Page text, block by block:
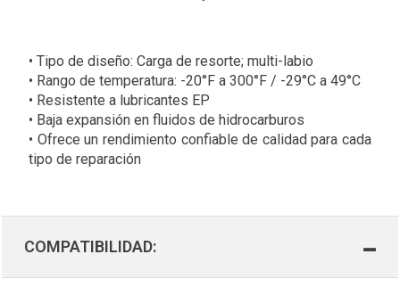
• Tipo de diseño: Carga de resorte; multi-labio
• Rango de temperatura: -20°F a 300°F / -29°C a 49°C
• Resistente a lubricantes EP
• Baja expansión en fluidos de hidrocarburos
• Ofrece un rendimiento confiable de calidad para cada
tipo de reparación
COMPATIBILIDAD: